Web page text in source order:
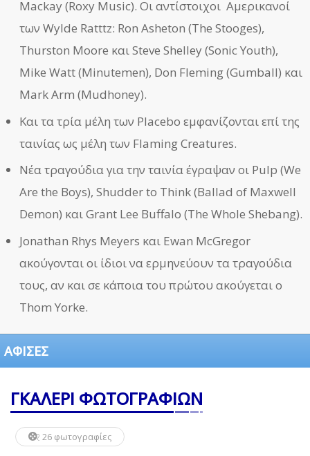
Mackay (Roxy Music). Οι αντίστοιχοι Αμερικανοί
των Wylde Ratttz: Ron Asheton (The Stooges),
Thurston Moore και Steve Shelley (Sonic Youth),
Mike Watt (Minutemen), Don Fleming (Gumball) και
Mark Arm (Mudhoney).
Και τα τρία μέλη των Placebo εμφανίζονται επί της
ταινίας ως μέλη των Flaming Creatures.
Νέα τραγούδια για την ταινία έγραψαν οι Pulp (We
Are the Boys), Shudder to Think (Ballad of Maxwell
Demon) και Grant Lee Buffalo (The Whole Shebang).
Jonathan Rhys Meyers και Ewan McGregor
ακούγονται οι ίδιοι να ερμηνεύουν τα τραγούδια
τους, αν και σε κάποια του πρώτου ακούγεται ο
Thom Yorke.
ΑΦΙΣΕΣ
ΓΚΑΛΕΡΙ ΦΩΤΟΓΡΑΦΙΩΝ
26 φωτογραφίες